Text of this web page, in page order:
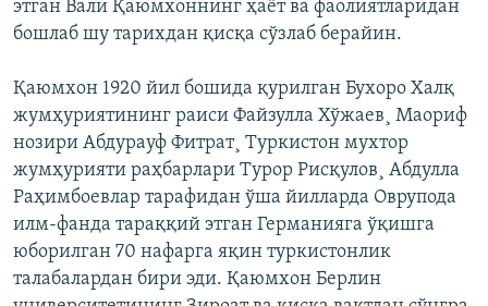
этган Вали Қаюмхоннинг ҳаëт ва фаолиятларидан
бошлаб шу тарихдан қисқа сўзлаб берайин.
Қаюмхон 1920 йил бошида қурилган Бухоро Халқ
жумҳуриятининг раиси Файзулла Хўжаев¸ Маориф
нозири Абдурауф Фитрат¸ Туркистон мухтор
жумҳурияти раҳбарлари Турор Рисқулов¸ Абдулла
Раҳимбоевлар тарафидан ўша йилларда Оврупода
илм-фанда тараққий этган Германияга ўқишга
юборилган 70 нафарга яқин туркистонлик
талабалардан бири эди. Қаюмхон Берлин